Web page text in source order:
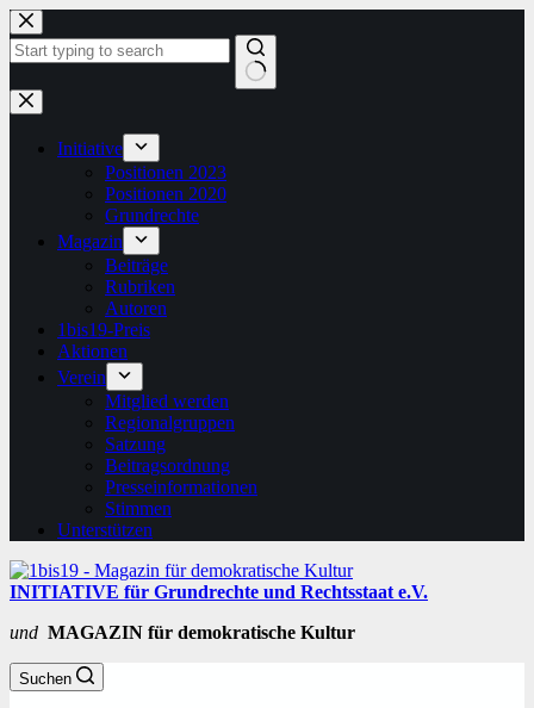
Zum
Inhalt
springen
Keine
Ergebnisse
Initiative
Positionen 2023
Positionen 2020
Grundrechte
Magazin
Beiträge
Rubriken
Autoren
1bis19-Preis
Aktionen
Verein
Mitglied werden
Regionalgruppen
Satzung
Beitragsordnung
Presseinformationen
Stimmen
Unterstützen
INITIATIVE für Grundrechte und Rechtsstaat e.V.
und MAGAZIN für demokratische Kultur
Suchen